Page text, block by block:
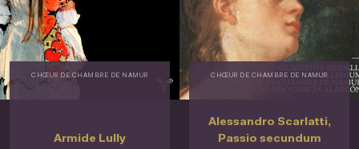
CHŒUR DE CHAMBRE DE NAMUR
Armide Lully
CHŒUR DE CHAMBRE DE NAMUR
Alessandro Scarlatti,
Passio secundum